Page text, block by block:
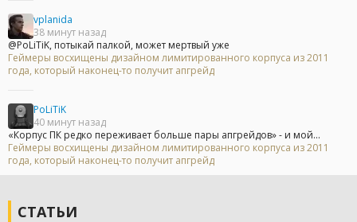
vplanida
38 минут назад
@PoLiTiK, потыкай палкой, может мертвый уже
Геймеры восхищены дизайном лимитированного корпуса из 2011
года, который наконец-то получит апгрейд
PoLiTiK
40 минут назад
«Корпус ПК редко переживает больше пары апгрейдов» - и мой...
Геймеры восхищены дизайном лимитированного корпуса из 2011
года, который наконец-то получит апгрейд
СТАТЬИ